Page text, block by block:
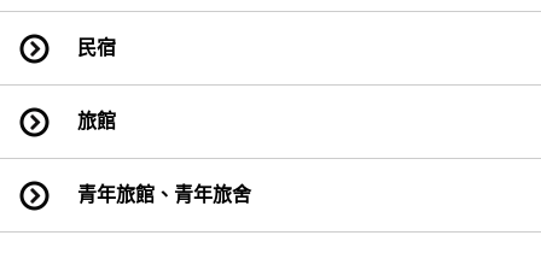
民宿
旅館
青年旅館、青年旅舍